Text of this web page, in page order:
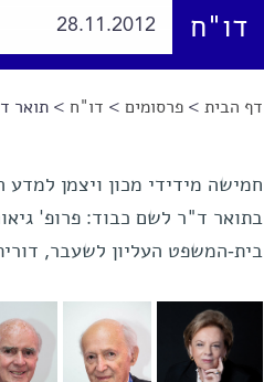
דו"ח 28.11.2012
הינך נמצא כאן
דף הבית >פרסומים > דו"ח > תואר
בתואר ד"ר לשם כבוד: פרופ'
בית-המשפט העליון לשעבר,